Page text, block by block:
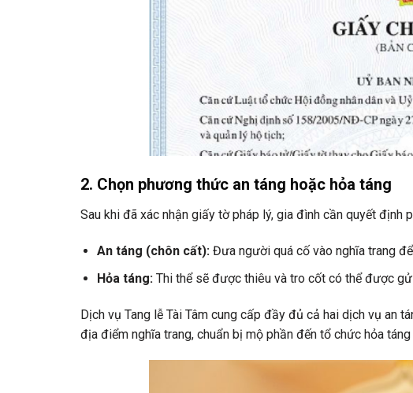
2. Chọn phương thức an táng hoặc hỏa táng
Sau khi đã xác nhận giấy tờ pháp lý, gia đình cần quyết
An táng (chôn cất):Đưa người quá cố vào nghĩa trang
Hỏa táng:Thi thể sẽ được thiêu và tro cốt có thể được
Dịch vụ Tang lễ Tài Tâm cung cấp đầy đủ cả hai dịch vụ an
địa điểm nghĩa trang, chuẩn bị mộ phần đến tổ chức hỏa